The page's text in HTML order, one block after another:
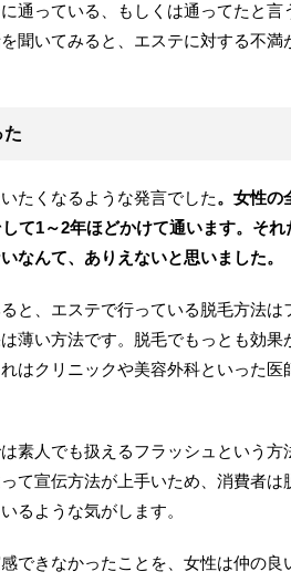
通っている、もしくは通ってたと言
聞いてみると、エステに対する不満
た
たくなるような発言でした。女性の
て1～2年ほどかけて通います。そ
なんて、ありえないと思いました。
と、エステで行っている脱毛方法は
薄い方法です。脱毛でもっとも効果
はクリニックや美容外科といった医
素人でも扱えるフラッシュという方
て宣伝方法が上手いため、消費者は
るような気がします。
できなかったことを、女性は仲の良